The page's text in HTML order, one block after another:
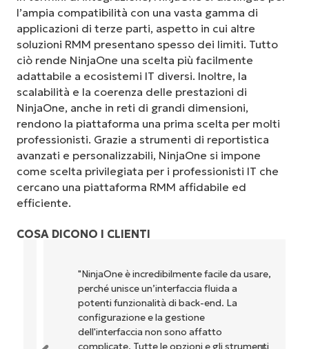
l’ampia compatibilità con una vasta gamma di
applicazioni di terze parti, aspetto in cui altre
soluzioni RMM presentano spesso dei limiti. Tutto
ciò rende NinjaOne una scelta più facilmente
adattabile a ecosistemi IT diversi. Inoltre, la
scalabilità e la coerenza delle prestazioni di
NinjaOne, anche in reti di grandi dimensioni,
rendono la piattaforma una prima scelta per molti
professionisti. Grazie a strumenti di reportistica
avanzati e personalizzabili, NinjaOne si impone
come scelta privilegiata per i professionisti IT che
cercano una piattaforma RMM affidabile ed
efficiente.
COSA DICONO I CLIENTI
"NinjaOne è incredibilmente facile da usare,
perché unisce un’interfaccia fluida a
potenti funzionalità di back-end. La
configurazione e la gestione
dell'interfaccia non sono affatto
complicate. Tutte le opzioni e gli strumenti